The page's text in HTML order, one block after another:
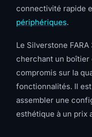
connectivité rapide
périphériques.
Le Silverstone FARA
cherchant un boîtier
compromis sur la
fonctionnalités. Il
assembler une
esthétique à un prix